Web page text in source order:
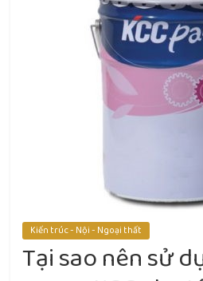
Kiến trúc - Nội - Ngoại thất
Tại sao nên sử